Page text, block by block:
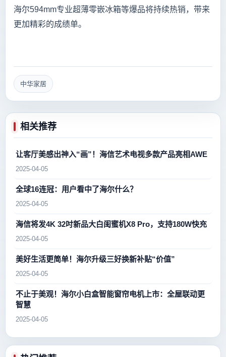
海尔594mm专业超薄零嵌冰箱等爆品将持续热销，带来
更加精彩的成绩单。
中华家居
相关推荐
让客厅美感出神入“画”！海信艺术电视多款产品亮相AWE
2025-04-05
全球16连冠：用户看中了海尔什么？
2025-04-05
海信将发4K 32吋新品大白闺蜜机X8 Pro，支持180W快充
2025-04-05
美好生活更简单！海尔升级三好换新补贴“价值”
2025-04-05
不止于美观！海尔小白盒智能窗帘电机上市：全屋联动更
智慧
2025-04-05